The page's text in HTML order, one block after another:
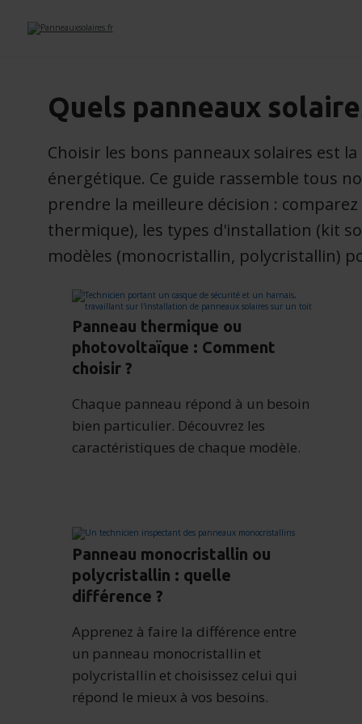
Quels panneaux
Choisir les bons panneaux solaires est
énergétique. Ce guide rassemble tous
prendre la meilleure décision :
thermique), les types d'installation (kit
modèles (monocristallin, polycristallin)
Panneau thermique ou
photovoltaïque : Comment
choisir ?
Chaque panneau répond à un besoin
bien particulier. Découvrez les
caractéristiques de chaque modèle.
Panneau monocristallin ou
polycristallin : quelle
différence ?
Apprenez à faire la différence entre
un panneau monocristallin et
polycristallin et choisissez celui qui
répond le mieux à vos besoins.